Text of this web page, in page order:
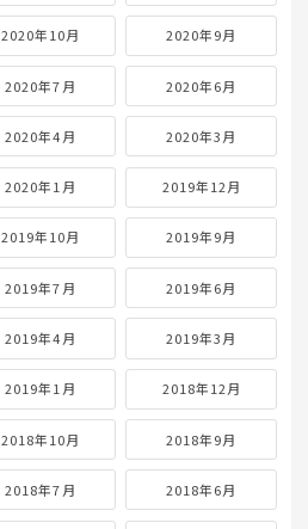
2020年10月 2020年9月
2020年7月 2020年6月
2020年4月 2020年3月
2020年1月 2019年12月
2019年10月 2019年9月
2019年7月 2019年6月
2019年4月 2019年3月
2019年1月 2018年12月
2018年10月 2018年9月
2018年7月 2018年6月